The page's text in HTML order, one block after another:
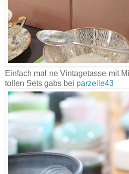
Einfach mal ne Vintagetasse mit
tollen Sets gabs bei parzelle43